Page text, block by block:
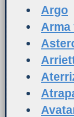
Argo
Arma